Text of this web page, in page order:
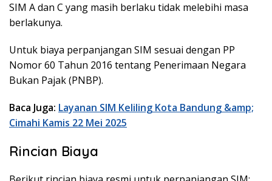
SIM A dan C yang masih berlaku tidak melebihi masa
berlakunya.
Untuk biaya perpanjangan SIM sesuai dengan PP
Nomor 60 Tahun 2016 tentang Penerimaan Negara
Bukan Pajak (PNBP).
Baca Juga: Layanan SIM Keliling Kota Bandung &amp;
Cimahi Kamis 22 Mei 2025
Rincian Biaya